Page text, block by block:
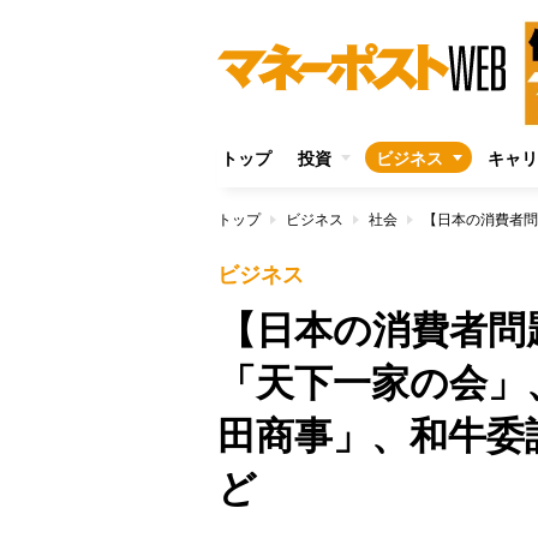
トップ 投資 ビジネス キャ
トップ ビジネス 社会
ビジネス
【日本の消費者
「天下一家の会
田商事」、和牛
ど